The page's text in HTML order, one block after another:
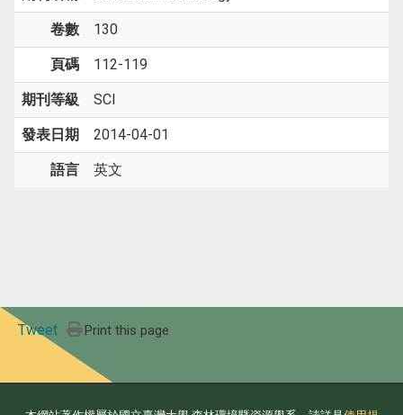
卷數 130
頁碼 112-119
期刊等級 SCI
發表日期 2014-04-01
語言 英文
Tweet Print this page